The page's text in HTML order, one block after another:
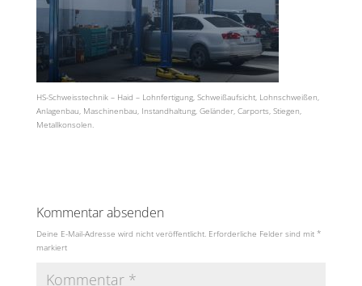
HS-Schweisstechnik – Haid – Lohnfertigung, Schweißaufsicht, Lohnschweißen,
Anlagenbau, Maschinenbau, Instandhaltung, Geländer, Carports, Stiegen,
Metallkonsolen.
Kommentar absenden
Deine E-Mail-Adresse wird nicht veröffentlicht. Erforderliche Felder sind mit *
markiert